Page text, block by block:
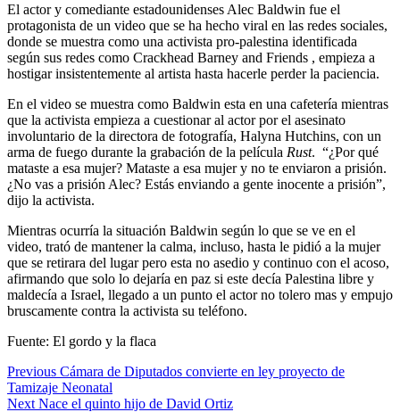
El actor y comediante estadounidenses Alec Baldwin fue el
protagonista de un video que se ha hecho viral en las redes sociales,
donde se muestra como una activista pro-palestina identificada
según sus redes como Crackhead Barney and Friends , empieza a
hostigar insistentemente al artista hasta hacerle perder la paciencia.
En el video se muestra como Baldwin esta en una cafetería mientras
que la activista empieza a cuestionar al actor por el asesinato
involuntario de la directora de fotografía, Halyna Hutchins, con un
arma de fuego durante la grabación de la película Rust. “¿Por qué
mataste a esa mujer? Mataste a esa mujer y no te enviaron a prisión.
¿No vas a prisión Alec? Estás enviando a gente inocente a prisión”,
dijo la activista.
Mientras ocurría la situación Baldwin según lo que se ve en el
video, trató de mantener la calma, incluso, hasta le pidió a la mujer
que se retirara del lugar pero esta no asedio y continuo con el acoso,
afirmando que solo lo dejaría en paz si este decía Palestina libre y
maldecía a Israel, llegado a un punto el actor no tolero mas y empujo
bruscamente contra la activista su teléfono.
Fuente: El gordo y la flaca
Previous Cámara de Diputados convierte en ley proyecto de
Tamizaje Neonatal
Next Nace el quinto hijo de David Ortiz